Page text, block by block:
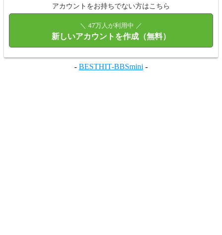
アカウントをお持ちでない方はこちら
＼ 47万人が利用中 ／
新しいアカウントを作成（無料）
- BESTHIT-BBSmini -